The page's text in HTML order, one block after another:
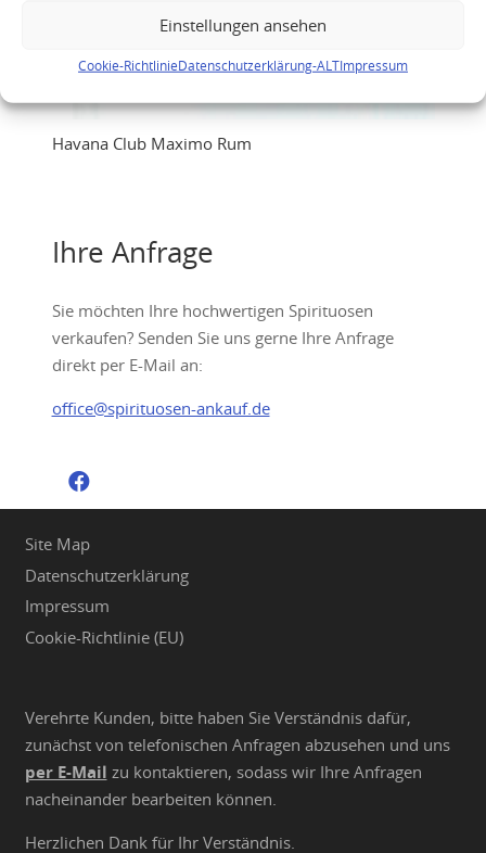
Einstellungen ansehen
Cookie-RichtlinieDatenschutzerklärung-ALTImpressum
Havana Club Maximo Rum
Ihre Anfrage
Sie möchten Ihre hochwertigen Spirituosen
verkaufen? Senden Sie uns gerne Ihre Anfrage
direkt per E-Mail an:
office@spirituosen-ankauf.de
Site Map
Datenschutzerklärung
Impressum
Cookie-Richtlinie (EU)
Verehrte Kunden, bitte haben Sie Verständnis dafür,
zunächst von telefonischen Anfragen abzusehen und uns
per E-Mail zu kontaktieren, sodass wir Ihre Anfragen
nacheinander bearbeiten können.
Herzlichen Dank für Ihr Verständnis.